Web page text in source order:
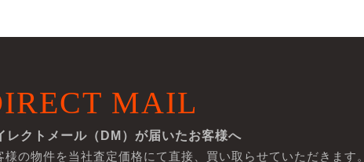
MAIL
レクトメール（DM）が届いたお客様へ
様の物件を当社査定価格にて直接、買い取らせていただきます。